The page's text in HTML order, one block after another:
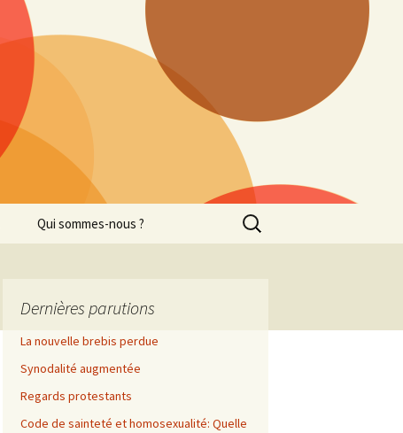
Qui sommes-nous ?
Recherche
pour :
Dernières parutions
La nouvelle brebis perdue
Synodalité augmentée
Regards protestants
Code de sainteté et homosexualité: Quelle